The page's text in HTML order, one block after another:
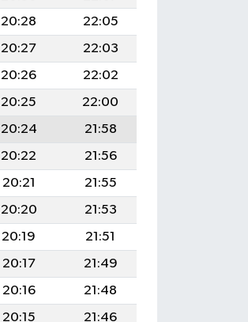
20:28
22:05
20:27
22:03
20:26
22:02
20:25
22:00
20:24
21:58
20:22
21:56
20:21
21:55
20:20
21:53
20:19
21:51
20:17
21:49
20:16
21:48
20:15
21:46